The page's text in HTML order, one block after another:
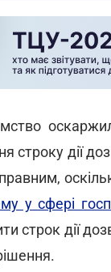
строку дії
у сфері
строк дії